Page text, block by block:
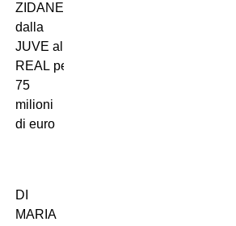
ZIDANE
dalla
JUVE al
REAL per
75
milioni
di euro
DI
MARIA